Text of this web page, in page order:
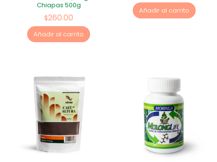
Chiapas 500g
$260.00
Añadir al carrito
Añadir al carrito